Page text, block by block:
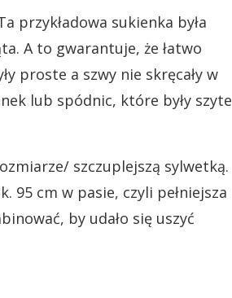
przykładowa sukienka była
A to gwarantuje, że łatwo
proste a szwy nie skręcały w
lub spódnic, które były szyte
szczuplejszą sylwetką.
95 cm w pasie, czyli pełniejsza
by udało się uszyć